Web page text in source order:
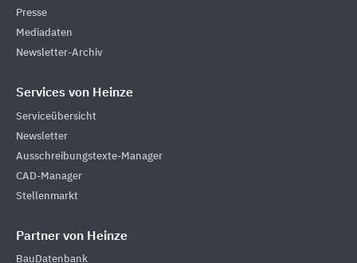
Presse
Mediadaten
Newsletter-Archiv
Services von Heinze
Serviceübersicht
Newsletter
Ausschreibungstexte-Manager
CAD-Manager
Stellenmarkt
Partner von Heinze
BauDatenbank